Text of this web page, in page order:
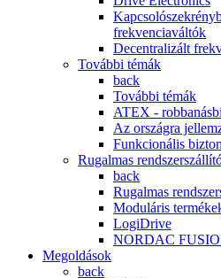
frekvenciaváltók
Decentralizált
További témák
back
További témák
ATEX -
Az országra
Funkcionális
Rugalmas
back
Rugalmas
Moduláris
LogiDrive
NORDAC
Megoldások
back